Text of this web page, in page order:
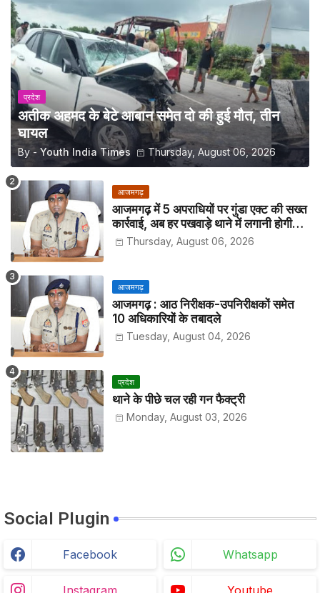
प्रदेश
अतीक अहमद के बेटे आबान समेत दो की हुई मौत, तीन
घायल
By - Youth India Times Thursday, August 06, 2026
आजमगढ़
आजमगढ़ में 5 अपराधियों पर गुंडा एक्ट की सख्त
कार्रवाई, अब हर पखवाड़े थाने में लगानी होगी
हाजिरीThursday, August 06, 2026
आजमगढ़
आजमगढ़ : आठ निरीक्षक-उपनिरीक्षकों समेत
10 अधिकारियों के तबादले
Tuesday, August 04, 2026
प्रदेश
थाने के पीछे चल रही गन फैक्ट्री
Monday, August 03, 2026
Social Plugin
Facebook Whatsapp
Instagram Youtube